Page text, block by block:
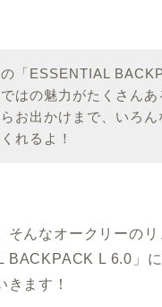
の「ESSENTIAL
はの魅力がたくさん
お出かけまで、いろん
れるよ！
そんなオークリーのリ
BACKPACK L 6.0」
きます！